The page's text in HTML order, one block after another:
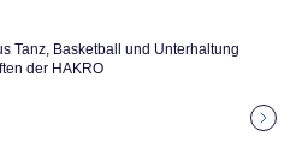
Tanz, Basketball und Unterhaltung
der HAKRO